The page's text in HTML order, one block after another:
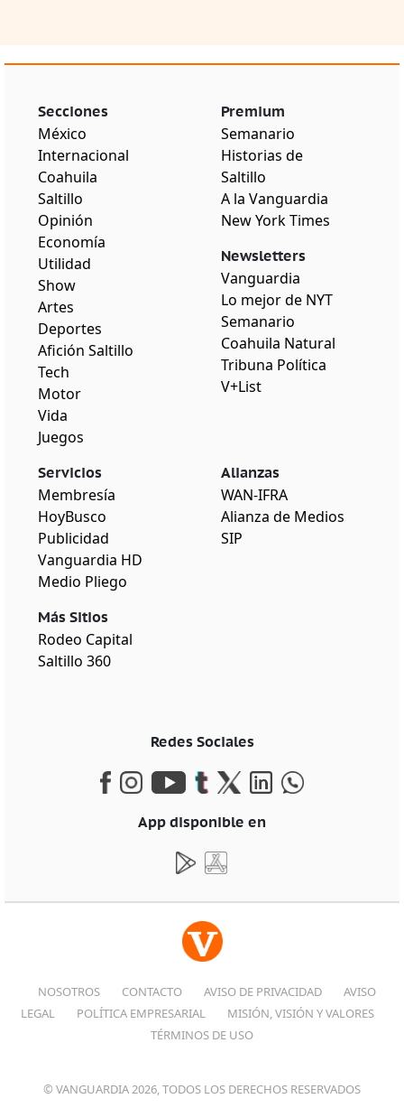
Secciones
México
Internacional
Coahuila
Saltillo
Opinión
Economía
Utilidad
Show
Artes
Deportes
Afición Saltillo
Tech
Motor
Vida
Juegos
Premium
Semanario
Historias de
Saltillo
A la Vanguardia
New York Times
Newsletters
Vanguardia
Lo mejor de NYT
Semanario
Coahuila Natural
Tribuna Política
V+List
Servicios
Membresía
HoyBusco
Publicidad
Vanguardia HD
Medio Pliego
Más Sitios
Rodeo Capital
Saltillo 360
Alianzas
WAN-IFRA
Alianza de Medios
SIP
Redes Sociales
App disponible en
NOSOTROS CONTACTO AVISO DE PRIVACIDAD
AVISO
LEGAL
POLÍTICA EMPRESARIAL
MISIÓN, VISIÓN Y VALORES
TÉRMINOS DE USO
© VANGUARDIA 2026, TODOS LOS DERECHOS RESERVADOS